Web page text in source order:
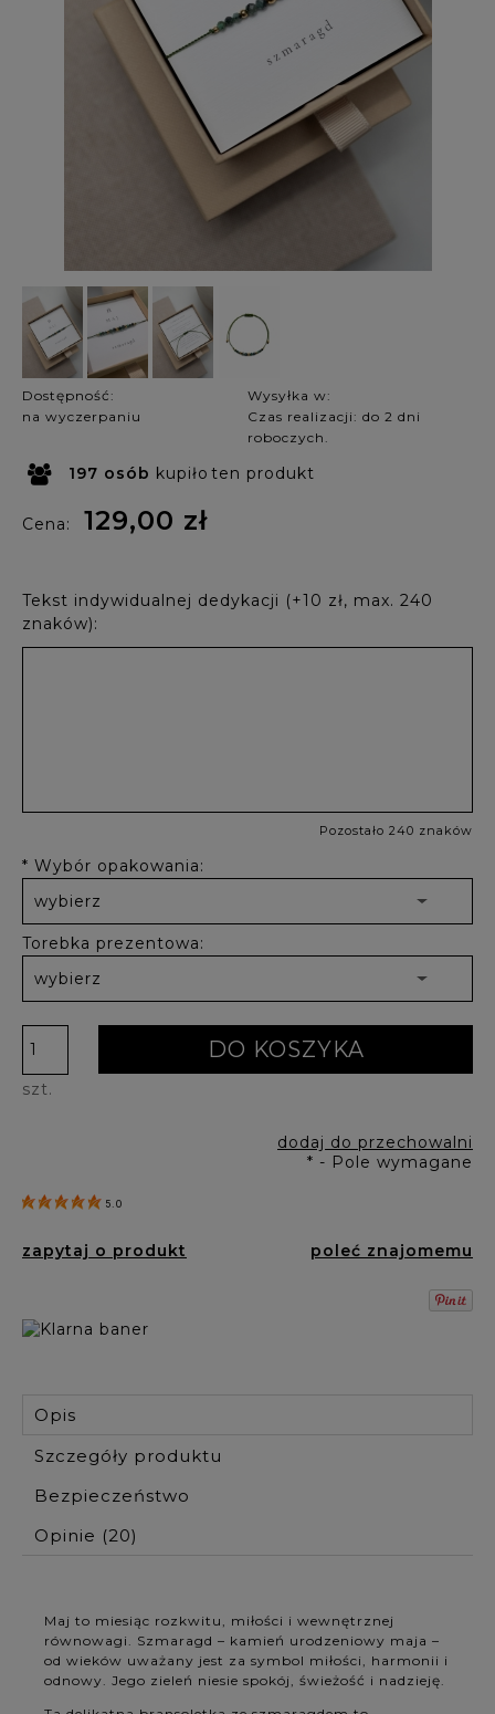
Dostępność:
na wyczerpaniu
Wysyłka w:
Czas realizacji: do 2 dni
roboczych.
197 osób kupiło ten produkt
Cena: 129,00 zł
Tekst indywidualnej dedykacji (+10 zł, max. 240
znaków):
Pozostało 240 znaków
* Wybór opakowania:
Torebka prezentowa:
szt.
DO KOSZYKA
dodaj do przechowalni
* - Pole wymagane
5.0
zapytaj o produkt poleć znajomemu
Opis
Szczegóły produktu
Bezpieczeństwo
Opinie (20)
Maj to miesiąc rozkwitu, miłości i wewnętrznej
równowagi. Szmaragd – kamień urodzeniowy maja –
od wieków uważany jest za symbol miłości, harmonii i
odnowy. Jego zieleń niesie spokój, świeżość i nadzieję.